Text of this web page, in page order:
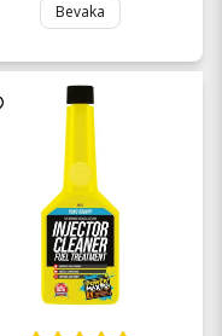
Bevaka